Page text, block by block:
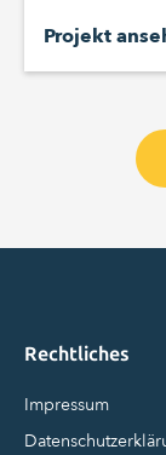
Projekt
Rechtliches
Impressum